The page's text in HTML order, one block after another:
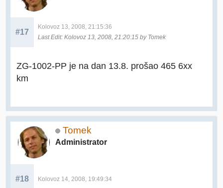
#17
Kolovoz 13, 2008, 21:15:36
Last Edit: Kolovoz 13, 2008, 21:20:15 by Tomek
ZG-1002-PP je na dan 13.8. prošao 465 6xx
km
Tomek
Administrator
#18 Kolovoz 14, 2008, 19:49:34